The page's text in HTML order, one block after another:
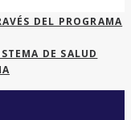
DEL PROGRAMA
DE SALUD